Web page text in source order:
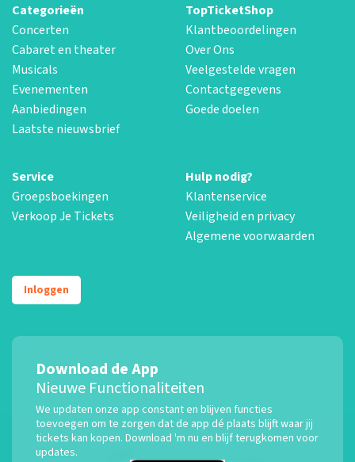
Categorieën
Concerten
Cabaret en theater
Musicals
Evenementen
Aanbiedingen
Laatste nieuwsbrief
TopTicketShop
Klantbeoordelingen
Over Ons
Veelgestelde vragen
Contactgegevens
Goede doelen
Service
Groepsboekingen
Verkoop Je Tickets
Hulp nodig?
Klantenservice
Veiligheid en privacy
Algemene voorwaarden
Inloggen
Download de App
Nieuwe Functionaliteiten
We updaten onze app constant en blijven functies
toevoegen om te zorgen dat de app dé plaats blijft waar jij
tickets kan kopen. Download 'm nu en blijf terugkomen voor
updates.